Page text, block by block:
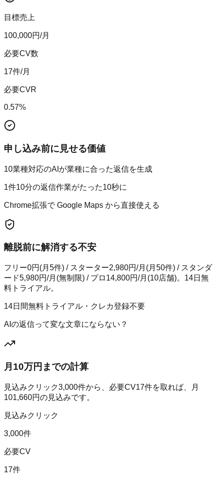
目標売上
100,000円/月
必要CV数
17件/月
必要CVR
0.57%
申し込み前に見せる価値
10業種対応のAIが業種に合った返信を生成
1件10分の返信作業がたった10秒に
Chrome拡張で Google Maps から直接使える
離脱前に解消する不安
フリー0円(月5件) / スターター2,980円/月(月50件) / スタンダ
ード5,980円/月(無制限) / プロ14,800円/月(10店舗)。14日無
料トライアル。
14日間無料トライアル・クレカ登録不要
AIの返信って変な文章にならない？
月10万円までの計算
見込みクリック3,000件から、必要CV17件を取れば、月
101,660円の見込みです。
見込みクリック
3,000件
必要CV
17件